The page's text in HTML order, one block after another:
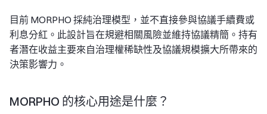
目前 MORPHO 採純治理模型，並不直接參與協議手續費或
利息分紅。此設計旨在規避相關風險並維持協議精簡。持有
者潛在收益主要來自治理權稀缺性及協議規模擴大所帶來的
決策影響力。
MORPHO 的核心用途是什麼？